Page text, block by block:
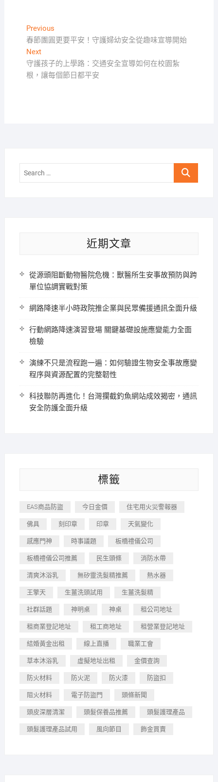
文
章
導
覽
PreviousPrevious
post:
春節團圓更要平安！守護婦幼安全從趣味宣導開始
NextNext
post:
守護孩子的上學路：交通安全宣導如何在校園紮
根，讓每個節日都平安
Search
近期文章
從源頭阻斷動物醫院危機：獸醫所生安事故預防與跨
單位協調實戰對策
網路降速半小時政院推企業與民眾備援通訊全面升級
行動網路降速演習登場 關鍵基礎設施應變能力全面
檢驗
演練不只是流程跑一遍：如何驗證生物安全事故應變
程序與資源配置的完整韌性
科技聯防再進化！台灣攔截釣魚網站成效揭密，通訊
安全防護全面升級
標籤
EAS商品防盜 今日金價 住宅用火災警報器
佛具 刻印章 印章 天氣變化
感應門神 時事議題 板橋禮儀公司
板橋禮儀公司推薦 民生頭條 消防水帶
清爽沐浴乳 無矽靈洗髮精推薦 熱水器
王擎天 生薑洗頭試用 生薑洗髮精
社群話題 神明桌 神桌 租公司地址
租商業登記地址 租工商地址 租營業登記地址
結婚黃金出租 線上直播 職業工會
草本沐浴乳 虛擬地址出租 金價查詢
防火材料 防火泥 防火漆 防盜扣
阻火材料 電子防盜門 頭條新聞
頭皮深層清潔 頭髮保養品推薦 頭髮護理產品
頭髮護理產品試用 風向節目 飾金買賣